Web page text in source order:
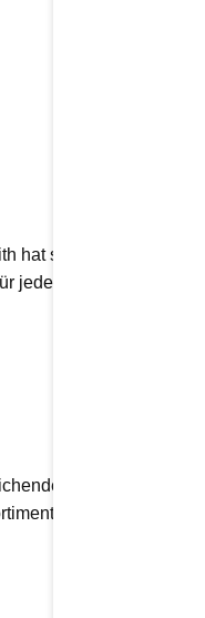
hat sich auf genau diese
jede Wohnsituation eine
Tragkraft und